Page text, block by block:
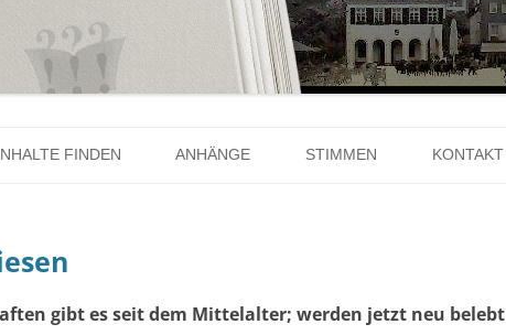
zum
INHALTE FINDEN
PERSONENREGISTER
RUND UM DIE WELTKRIEGE
ANHÄNGE
LINKS
STIMMEN KONTAKT
DANK
gibt es seit dem Mittelalter; werden jetzt neu belebt